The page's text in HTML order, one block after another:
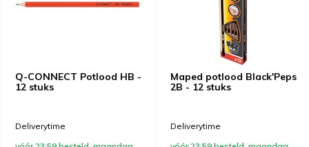
Q-CONNECT Potlood HB -
12 stuks
Deliverytime
Maped potlood Black'Peps
2B - 12 stuks
Deliverytime